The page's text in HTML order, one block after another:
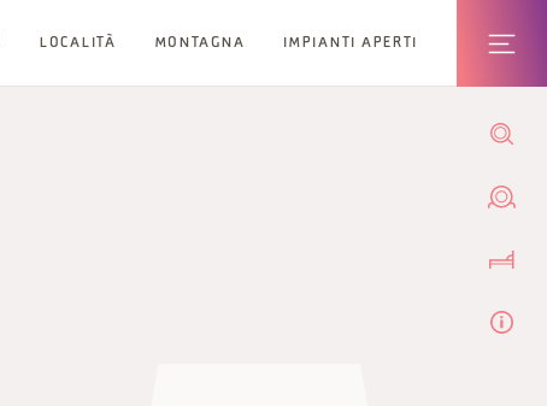
LOCALITÀ MONTAGNA IMPIANTI APERTI